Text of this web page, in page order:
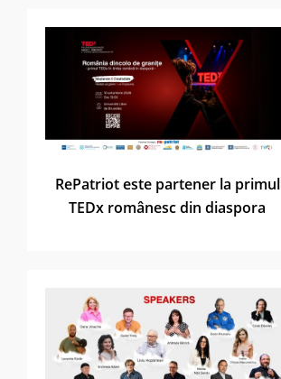
RePatriot este partener la primul
TEDx românesc din diaspora